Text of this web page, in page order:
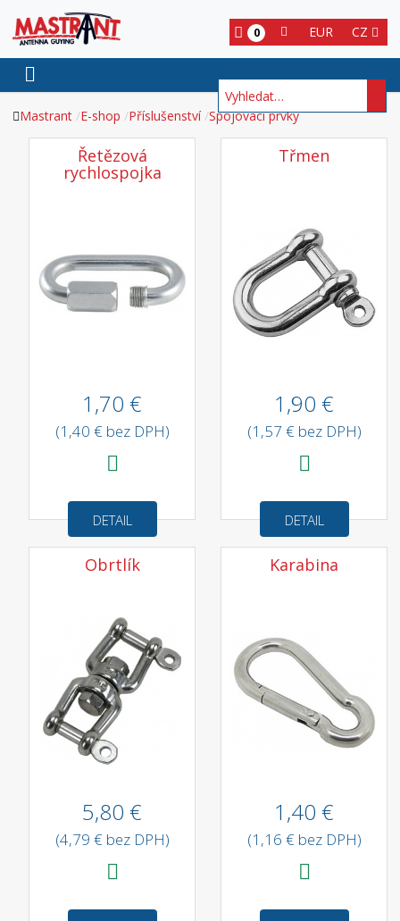
CZ
EUR
0
Hledat
Mastrant E-shop Příslušenství Spojovací prvky
Řetězová
rychlospojka
1,70 €
(1,40 € bez DPH)
DETAIL
Třmen
1,90 €
(1,57 € bez DPH)
DETAIL
Obrtlík
5,80 €
(4,79 € bez DPH)
Karabina
1,40 €
(1,16 € bez DPH)